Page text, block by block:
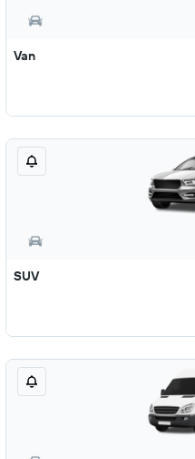
Van
SUV